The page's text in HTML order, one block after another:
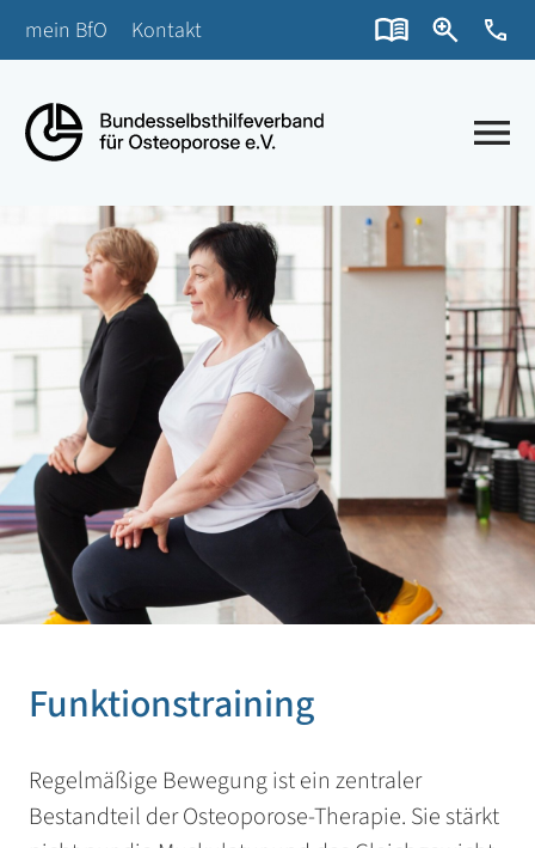
mein BfO Kontakt
Funktionstraining
Regelmäßige Bewegung ist ein zentraler
Bestandteil der Osteoporose-Therapie. Sie stärkt